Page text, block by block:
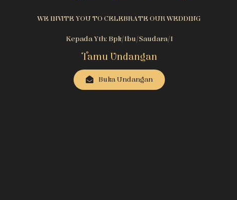
WE INVITE YOU TO CELEBRATE OUR WEDDING
Kepada Yth: Bpk/Ibu/Saudara/i
Tamu Undangan
Buka Undangan